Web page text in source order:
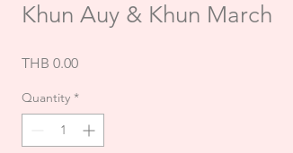
Khun Auy & Khun March
THB 0.00Price
Quantity *